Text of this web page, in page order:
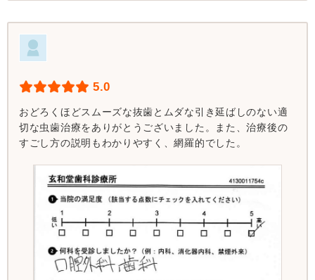
5.0
おどろくほどスムーズな抜歯とムダな引き延ばしのない適
切な虫歯治療をありがとうございました。また、治療後の
すごし方の説明もわかりやすく、網羅的でした。